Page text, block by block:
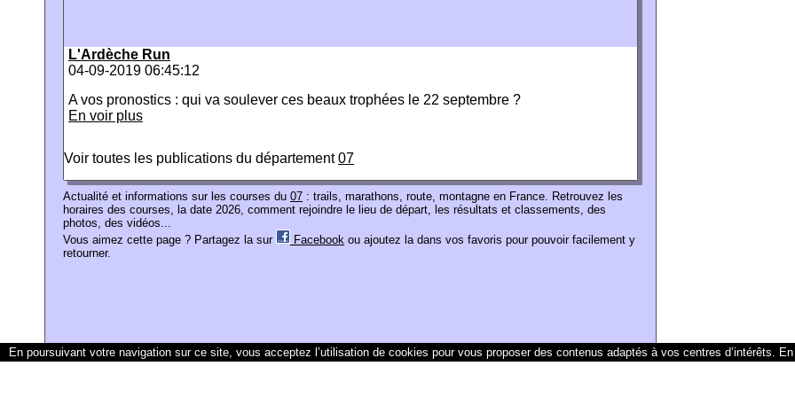
L'Ardèche Run
04-09-2019 06:45:12
A vos pronostics : qui va soulever ces beaux trophées le 22 septembre ?
En voir plus
Voir toutes les publications du département07
Actualité et informations sur les courses du 07 : trails, marathons, route, montagne en France. Retrouvez les
horaires des courses, la date 2026, comment rejoindre le lieu de départ, les résultats et classements, des
photos, des vidéos...
Vous aimez cette page ? Partagez la sur
Facebook ou ajoutez la dans vos favoris pour pouvoir facilement y
retourner.
En poursuivant votre navigation sur ce site, vous acceptez l’utilisation de cookies pour vous proposer des contenus adaptés à vos centres d’intérêts.